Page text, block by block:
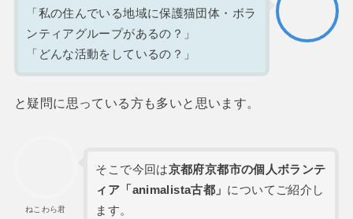
「私の住んでいる地域に保護猫団体・ボラ
ンティアグループがあるの？」
「どんな活動をしているの？」
と疑問に思っている方も多いと思います。
ねこわら君
そこで今回は京都府京都市の個人ボランテ
ィア「animalista古都」 についてご紹介し
ます。